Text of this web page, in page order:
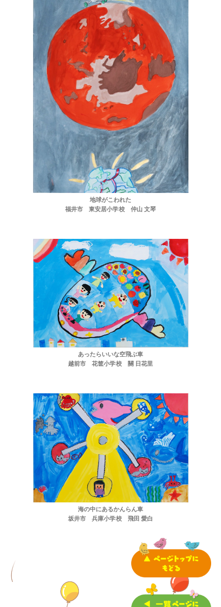
お問い合わせ プライバシーポリシー
地球がこわれた
福井市 東安居小学校 仲山 文琴
あったらいいな空飛ぶ車
越前市 花筐小学校 關 日花里
海の中にあるかんらん車
坂井市 兵庫小学校 飛田 愛白